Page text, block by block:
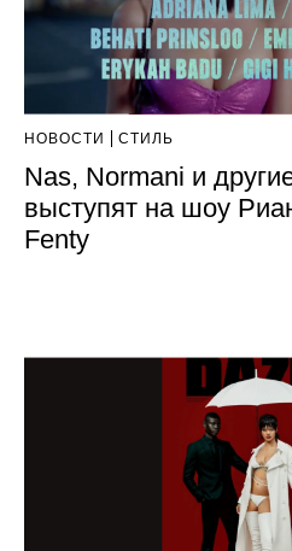
НОВОСТИ СТИЛЬ
Nas, Normani и
выступят на шоу
Fenty